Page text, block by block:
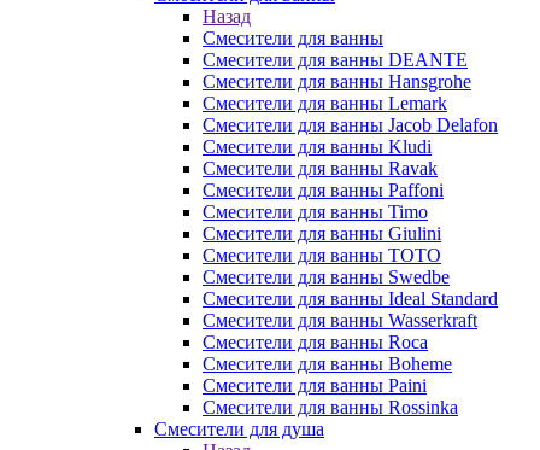
Назад
Смесители для ванны
Смесители для ванны DEANTE
Смесители для ванны Hansgrohe
Смесители для ванны Lemark
Смесители для ванны Jacob Delafon
Смесители для ванны Kludi
Смесители для ванны Ravak
Смесители для ванны Paffoni
Смесители для ванны Timo
Смесители для ванны Giulini
Смесители для ванны TOTO
Смесители для ванны Swedbe
Смесители для ванны Ideal Standard
Смесители для ванны Wasserkraft
Смесители для ванны Roca
Смесители для ванны Boheme
Смесители для ванны Paini
Смесители для ванны Rossinka
Смесители для душа